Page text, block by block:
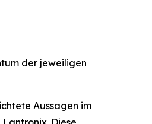
der jeweiligen
Aussagen im